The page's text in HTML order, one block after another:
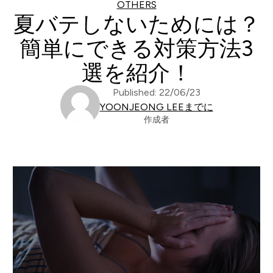
OTHERS
夏バテしないためには？
簡単にできる対策方法3
選を紹介！
Published: 22/06/23
YOONJEONG LEEまでに
作成者